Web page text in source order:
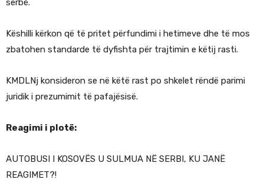
serbë.
Këshilli kërkon që të pritet përfundimi i hetimeve dhe të mos
zbatohen standarde të dyfishta për trajtimin e këtij rasti.
KMDLNj konsideron se në këtë rast po shkelet rëndë parimi
juridik i prezumimit të pafajësisë.
Reagimi i plotë:
AUTOBUSI I KOSOVËS U SULMUA NË SERBI, KU JANË
REAGIMET?!